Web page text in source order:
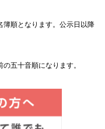
簿順となります。公示日以降
五十音順になります。